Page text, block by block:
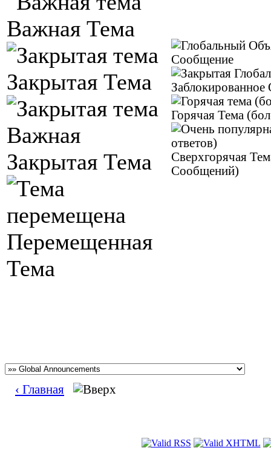
Важная Тема
Закрытая Тема
Важная
Закрытая Тема
Перемещенная
Тема
Сообщение
Горячая Тема
Сверхгорячая
Сообщений)
‹ Главная